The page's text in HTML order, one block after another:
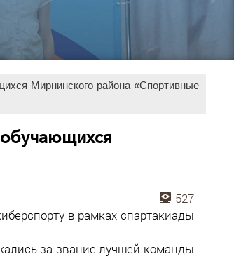
Мирнинского района «Спортивные
527
в рамках спартакиады
за звание лучшей команды